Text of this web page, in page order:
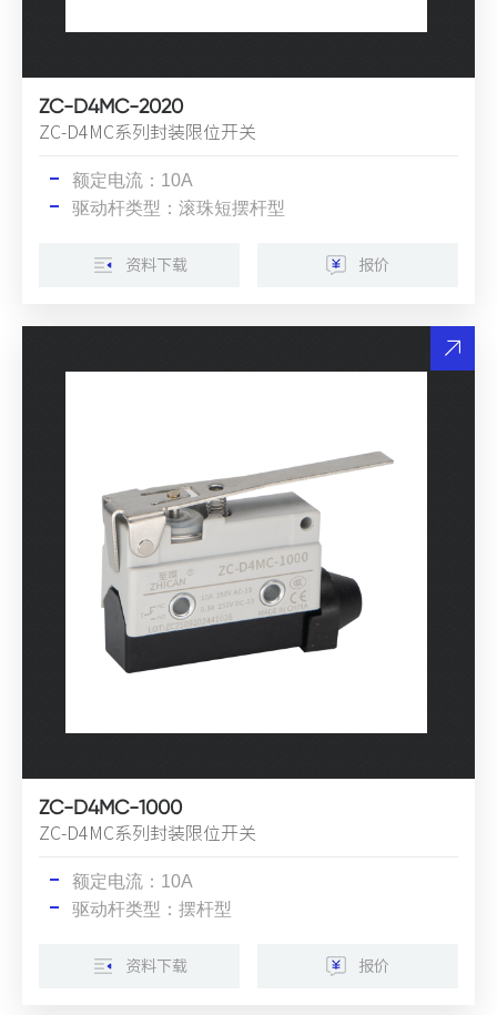
ZC-D4MC-2020
ZC-D4MC系列封装限位开关
额定电流：10A
驱动杆类型：滚珠短摆杆型
资料下载 报价
ZC-D4MC-1000
ZC-D4MC系列封装限位开关
额定电流：10A
驱动杆类型：摆杆型
资料下载 报价